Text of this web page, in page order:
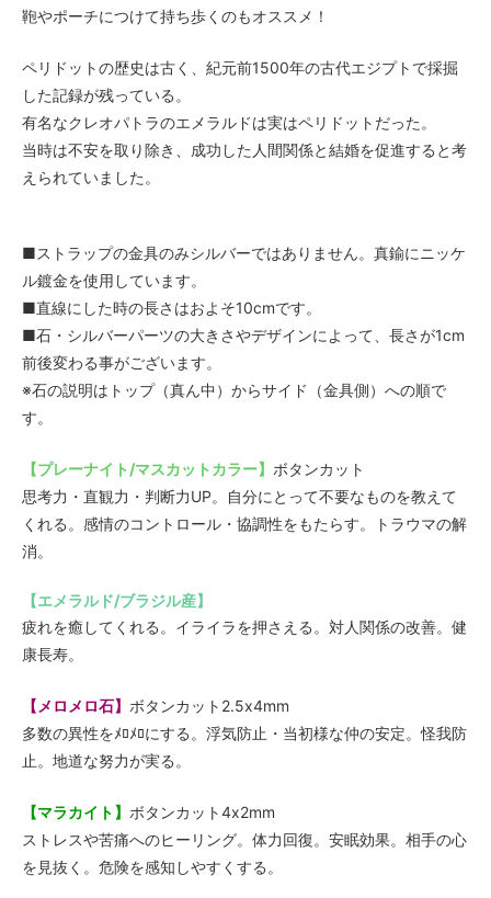
鞄やポーチにつけて持ち歩くのもオススメ！
ペリドットの歴史は古く、紀元前1500年の古代エジプトで採掘
した記録が残っている。
有名なクレオパトラのエメラルドは実はペリドットだった。
当時は不安を取り除き、成功した人間関係と結婚を促進すると考
えられていました。
■ストラップの金具のみシルバーではありません。真鍮にニッケ
ル鍍金を使用しています。
■直線にした時の長さはおよそ10cmです。
■石・シルバーパーツの大きさやデザインによって、長さが1cm
前後変わる事がございます。
※石の説明はトップ（真ん中）からサイド（金具側）への順で
す。
【プレーナイト/マスカットカラー】 ボタンカット
思考力・直観力・判断力UP。自分にとって不要なものを教えて
くれる。感情のコントロール・協調性をもたらす。トラウマの解
消。
【エメラルド/ブラジル産】
疲れを癒してくれる。イライラを押さえる。対人関係の改善。健
康長寿。
【メロメロ石】 ボタンカット2.5x4mm
多数の異性をﾒﾛﾒﾛにする。浮気防止・当初様な仲の安定。怪我防
止。地道な努力が実る。
【マラカイト】 ボタンカット4x2mm
ストレスや苦痛へのヒーリング。体力回復。安眠効果。相手の心
を見抜く。危険を感知しやすくする。